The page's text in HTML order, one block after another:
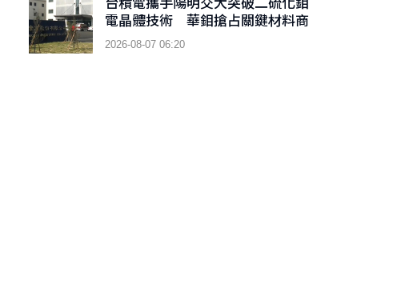
電晶體技術 華鉬搶占關鍵材料商
機
2026-08-07 06:20